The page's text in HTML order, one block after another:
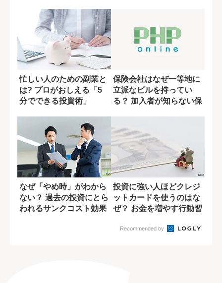
忙しい人のための副業と
は? プロがおしえる「5
分でできる投資術」
保険会社はなぜ一等地に
立派なビルを持ってい
る？ 加入者が知らない保
なぜ「やめ時」がわから
ない？ 過去の投資にとら
われるサンクコスト効果
投資に強い人ほどクレジ
ットカードを使うのはな
ぜ？ お金を増やす行動習
Recommended by